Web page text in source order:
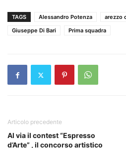
TAGS Alessandro Potenza arezzo
Giuseppe Di Bari
Prima squadra
Articolo precedente
Al via il contest “Espresso
d’Arte” , il concorso artistico